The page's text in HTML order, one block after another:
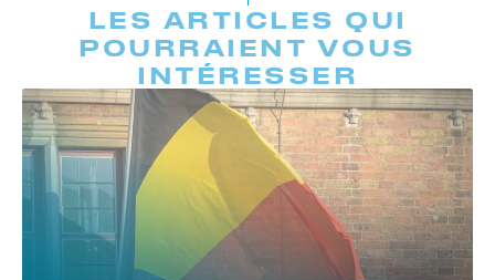
LES ARTICLES QUI
POURRAIENT VOUS
INTÉRESSER